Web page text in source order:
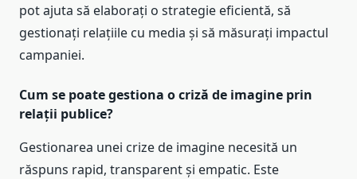
pot ajuta să elaborați o strategie eficientă, să
gestionați relațiile cu media și să măsurați impactul
campaniei.
Cum se poate gestiona o criză de imagine prin
relații publice?
Gestionarea unei crize de imagine necesită un
răspuns rapid, transparent și empatic. Este